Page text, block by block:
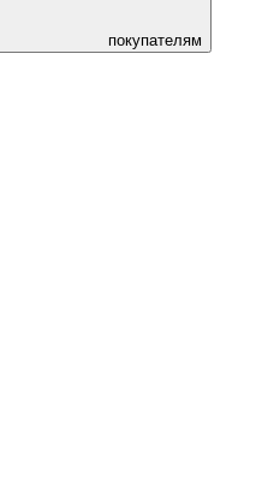
покупателям